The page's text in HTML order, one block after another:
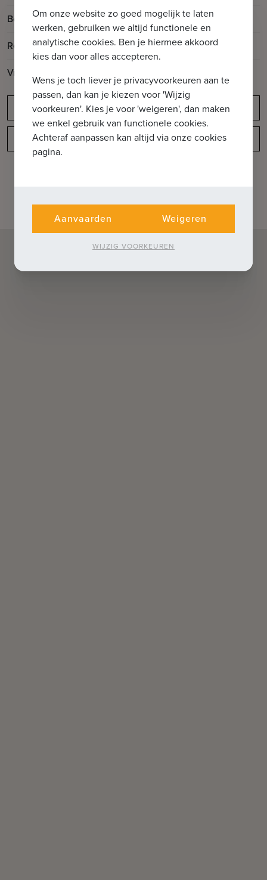
Bouwjaar
1991
Renovatiejaar
2024
Vrij op
Meldingsplicht
Indeling
Om onze website zo goed mogelijk te laten
werken, gebruiken we altijd functionele en
analytische cookies. Ben je hiermee akkoord
kies dan voor alles accepteren.
Wens je toch liever je privacyvoorkeuren aan te
passen, dan kan je kiezen voor 'Wijzig
voorkeuren'. Kies je voor 'weigeren', dan maken
we enkel gebruik van functionele cookies.
Achteraf aanpassen kan altijd via onze cookies
pagina.
Aanvaarden Weigeren
WIJZIG VOORKEUREN